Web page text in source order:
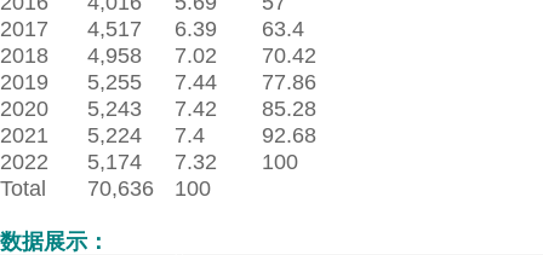
2017
4,517 6.39
63.4
2018
4,958 7.02
70.42
2019
5,255 7.44
77.86
2020
5,243 7.42
85.28
2021
5,224 7.4
92.68
2022
5,174 7.32
100
Total
70,636 100
数据展示：